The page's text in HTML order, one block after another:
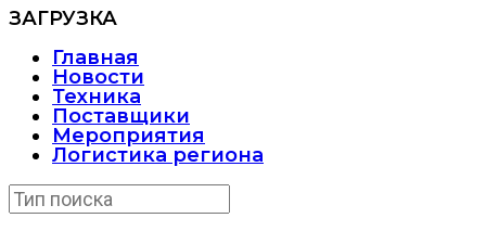
ЗАГРУЗКА
Главная
Новости
Техника
Поставщики
Мероприятия
Логистика региона